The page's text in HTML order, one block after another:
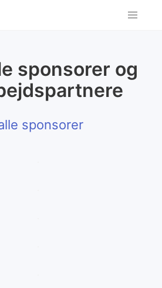
sponsorer og
sponsorer